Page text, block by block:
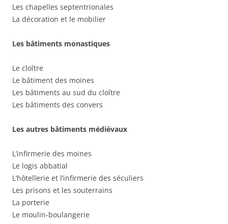
Les chapelles septentrionales
La décoration et le mobilier
Les bâtiments monastiques
Le cloître
Le bâtiment des moines
Les bâtiments au sud du cloître
Les bâtiments des convers
Les autres bâtiments médiévaux
L’infirmerie des moines
Le logis abbatial
L’hôtellerie et l’infirmerie des séculiers
Les prisons et les souterrains
La porterie
Le moulin-boulangerie